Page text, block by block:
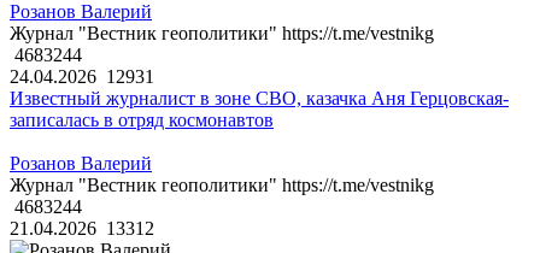
Розанов Валерий
Журнал "Вестник геополитики" https://t.me/vestnikg
4683244
24.04.2026 12931
Известный журналист в зоне СВО, казачка Аня Герцовская-
записалась в отряд космонавтов
Розанов Валерий
Журнал "Вестник геополитики" https://t.me/vestnikg
4683244
21.04.2026 13312